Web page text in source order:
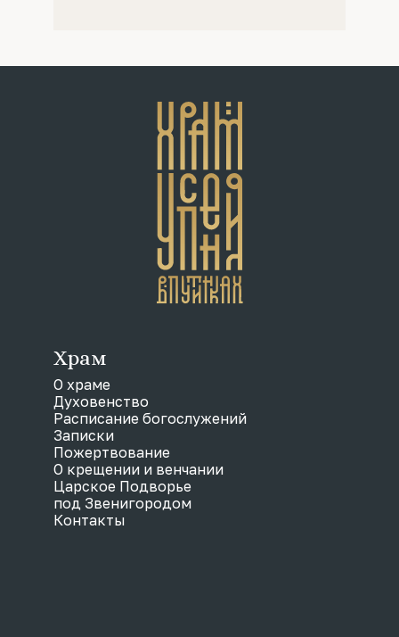
Храм
О храме
Духовенство
Расписание богослужений
Записки
Пожертвование
О крещении и венчании
Царское Подворье
под Звенигородом
Контакты